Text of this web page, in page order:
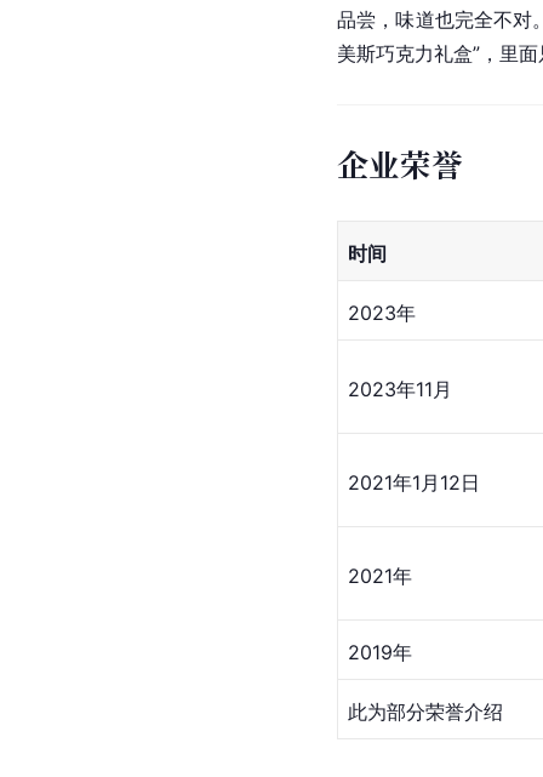
品尝，味道也完全不对
美斯巧克力礼盒”，里
企业荣誉
时间
2023年
2023年11月
2021年1月12日
2021年
2019年
此为部分荣誉介绍